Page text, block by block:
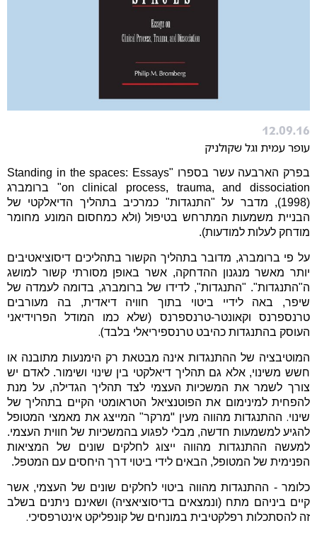
12.09.16
עופר עמית וגל שקולניק
בפרק הארבעה עשר בספרו "
Standing in the spaces: Essays
on clinical process, trauma, and dissociation" ברומברג
(1998),
מדבר על "התנגדות" כמרכיב בתהליך
הדיאלקטי של
הבניית משמעות המתרחש בטיפול(ולא כמחסום המונע מחומר
מודחק לעלות למודעות).
על פי ברומברג, מדובר בתהליך הקשור בתהליכים דיסוציאטיבים
יותר מאשר מנגנון ההדחקה, אשר באופן מסורתי קשור למושג
ה"התנגדות". "התנגדות", לדידו של ברומברג, בדומה לעמדה של
שיפר, באה לידיי ביטוי בתוך
חוויה דיאדית, בה מעורבים
טרנספרנס וקאונטר-טרנספרנס (שלא כמו המודל הפרוידיאני
העוסק בהתנגדות כהיבט טרנספיריאלי בלבד).
המוטיבציה של ההתנגדות אינה מבטאת רק הימנעות מתובנה או
חשש משינוי, אלא גם תהליך דיאלקטי בין שינוי ושימור. לאדם יש
צורך לשמר את המשכיות העצמי לצד תהליך הגדילה, על מנת
להפחית למינימום את הפוטנציאל הטראומטי הקיים בתהליך של
שינוי. ההתנגדות מהווה מעין "מרקר" המייצג את מאמצי המטופל
להגיע למשמעות חדשה, מבלי לפגוע בהמשכיות של חווית העצמי.
למעשה ההתנגדות מהווה ייצוג לחלקים
שונים
של המציאות
הפנימית של המטופל, הבאים לידי ביטוי דרך היחסים עם המטפל.
כלומר - ההתנגדות מהווה ביטוי לחלקים שונים של העצמי, אשר
קיים ביניהם מתח (ונמצאים בדיסוציאציה) ושאינם ניתנים בשלב
זה להסתכלות רפלקטיבית במונחים של קונפליקט אינטרפסיכי.